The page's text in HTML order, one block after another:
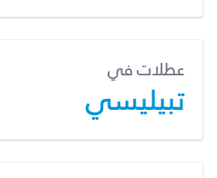
عطلات في
تبيليسي